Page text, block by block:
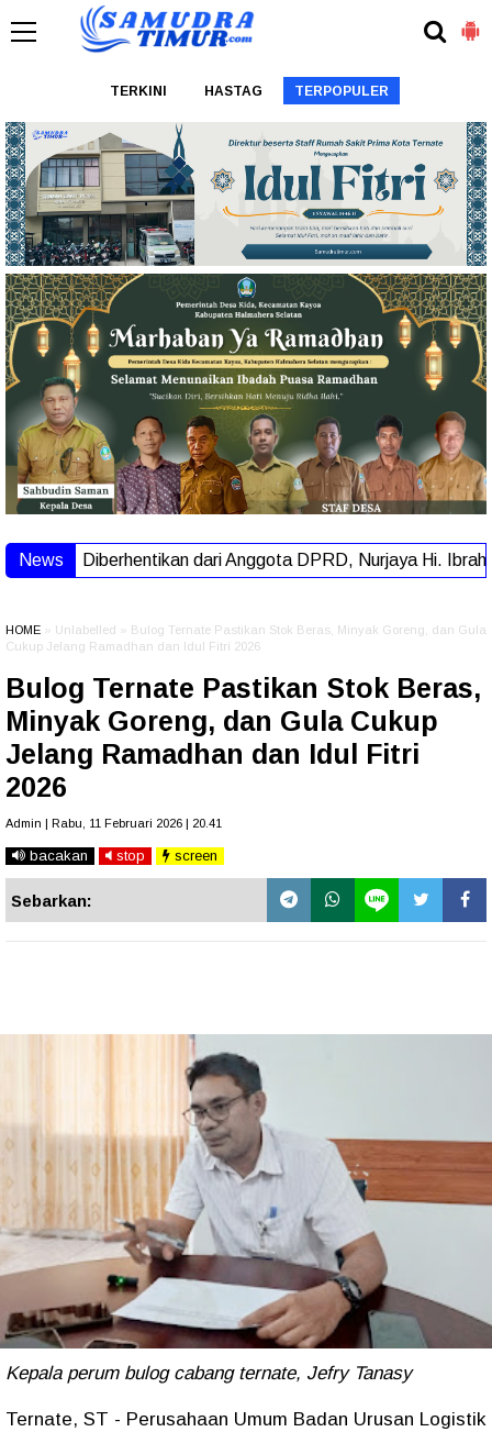
TERKINI HASTAG TERPOPULER
News
Diberhentikan dari Anggota DPRD, Nurjaya Hi. Ibrahim:
HOME » Unlabelled » Bulog Ternate Pastikan Stok Beras, Minyak Goreng, dan Gula
Cukup Jelang Ramadhan dan Idul Fitri 2026
Bulog Ternate Pastikan Stok Beras,
Minyak Goreng, dan Gula Cukup
Jelang Ramadhan dan Idul Fitri
2026
Admin | Rabu, 11 Februari 2026 | 20.41
bacakan stop screen
Sebarkan:
Kepala perum bulog cabang ternate, Jefry Tanasy
Ternate, ST - Perusahaan Umum Badan Urusan Logistik